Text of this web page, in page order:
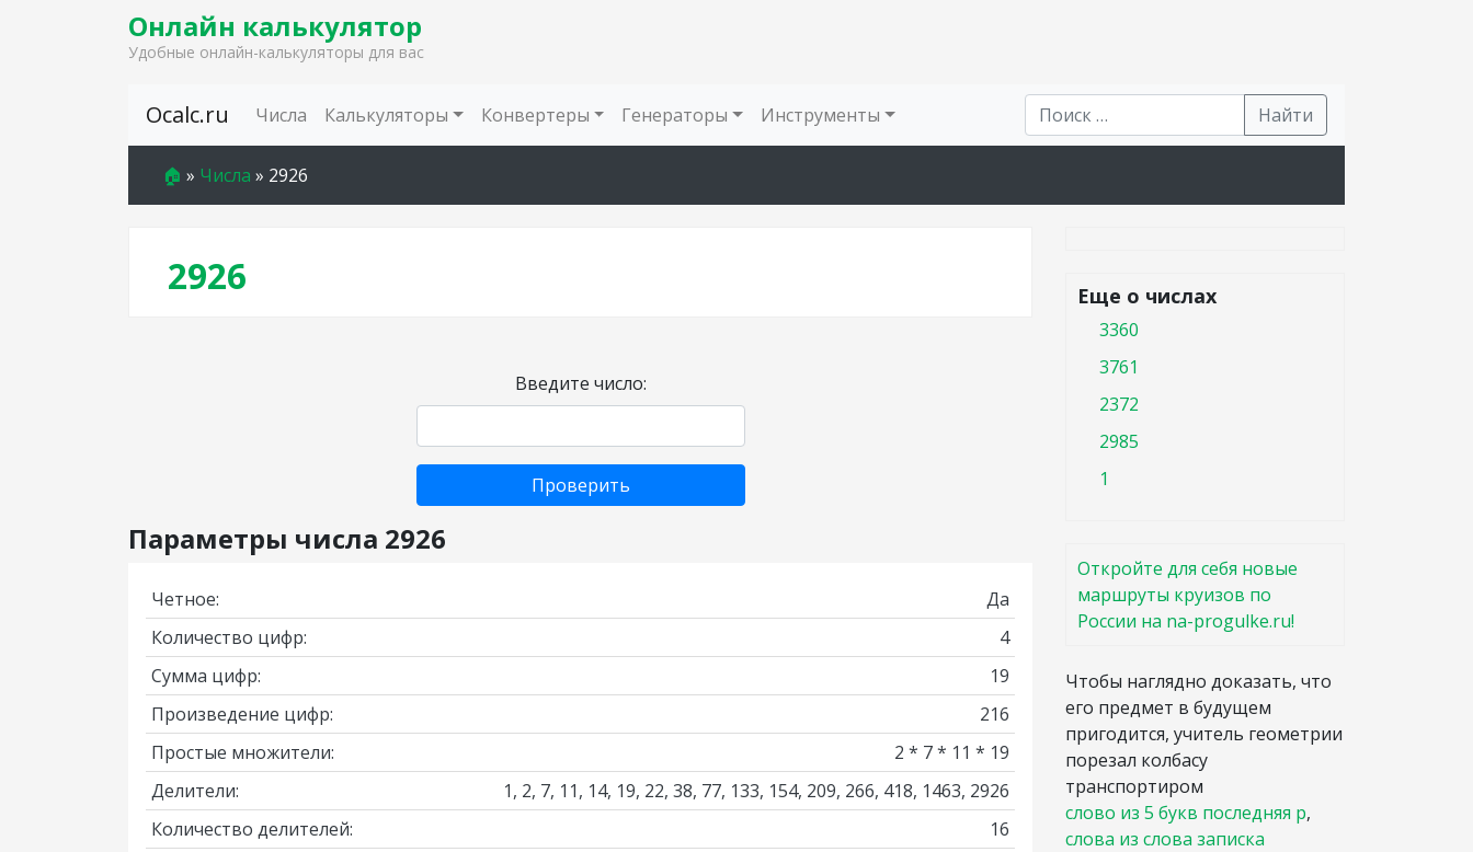
Онлайн калькулятор
Удобные онлайн-калькуляторы для вас
Ocalc.ru Числа Калькуляторы Конвертеры Генераторы Инструменты Найти
🏠 » Числа » 2926
2926
Введите число:
Проверить
Параметры числа 2926
Четное:
Да
Количество цифр:
4
Сумма цифр:
19
Произведение цифр:
216
Простые множители:
2 * 7 * 11 * 19
Делители:
1, 2, 7, 11, 14, 19, 22, 38, 77, 133, 154, 209, 266, 418, 1463, 2926
Количество делителей:
16
Еще о числах
3360
3761
2372
2985
1
Откройте для себя новые
маршруты круизов по
России на na-progulke.ru!
Чтобы наглядно доказать, что
его предмет в будущем
пригодится, учитель геометрии
порезал колбасу
транспортиром
слово из 5 букв последняя р,
слова из слова записка